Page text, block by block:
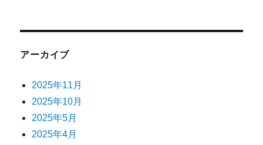
アーカイブ
2025年11月
2025年10月
2025年5月
2025年4月